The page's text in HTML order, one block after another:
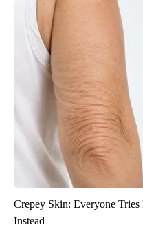
Crepey Skin: Everyone
Instead